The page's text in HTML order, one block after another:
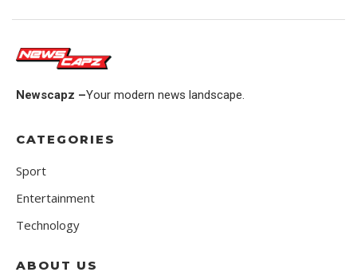
Newscapz –Your modern news landscape.
CATEGORIES
Sport
Entertainment
Technology
ABOUT US